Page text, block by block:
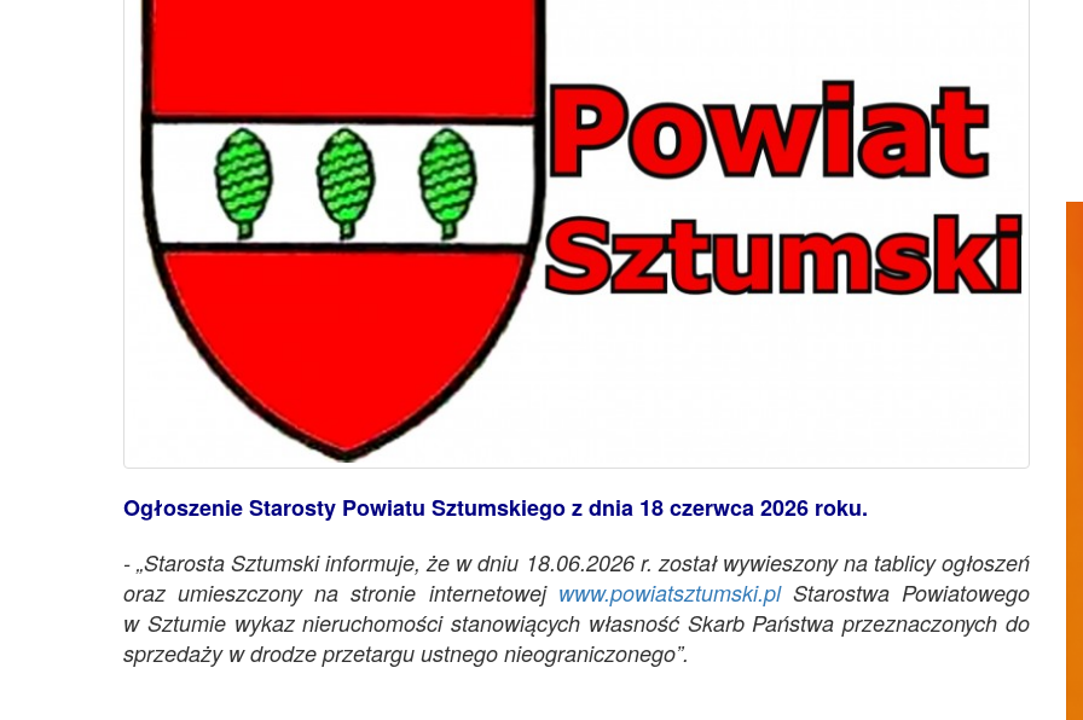
Ogłoszenie Starosty Powiatu Sztumskiego z dnia 18 czerwca 2026 roku.
- „Starosta Sztumski informuje, że w dniu 18.06.2026 r. został wywieszony na tablicy ogłoszeń
oraz umieszczony na stronie internetowej www.powiatsztumski.plStarostwa Powiatowego
w Sztumie wykaz nieruchomości stanowiących własność Skarb Państwa przeznaczonych do
sprzedaży w drodze przetargu ustnego nieograniczonego”.